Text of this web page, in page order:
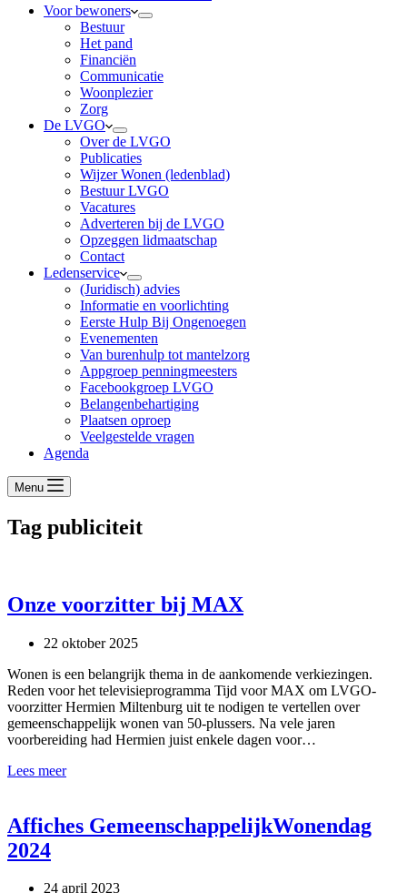
Voor bewoners
Bestuur
Het pand
Financiën
Communicatie
Woonplezier
Zorg
De LVGO
Over de LVGO
Publicaties
Wijzer Wonen (ledenblad)
Bestuur LVGO
Vacatures
Adverteren bij de LVGO
Opzeggen lidmaatschap
Contact
Ledenservice
(Juridisch) advies
Informatie en voorlichting
Eerste Hulp Bij Ongenoegen
Evenementen
Van burenhulp tot mantelzorg
Appgroep penningmeesters
Facebookgroep LVGO
Belangenbehartiging
Plaatsen oproep
Veelgestelde vragen
Agenda
Menu
Tag publiciteit
Onze voorzitter bij MAX
22 oktober 2025
Wonen is een belangrijk thema in de aankomende verkiezingen.
Reden voor het televisieprogramma Tijd voor MAX om LVGO-
voorzitter Hermien Miltenburg uit te nodigen te vertellen over
gemeenschappelijk wonen van 50-plussers. Na vele jaren
voorbereiding had Hermien juist enkele dagen voor…
Lees meerOnze
MAX
Affiches GemeenschappelijkWonendag
2024
24 april 2023